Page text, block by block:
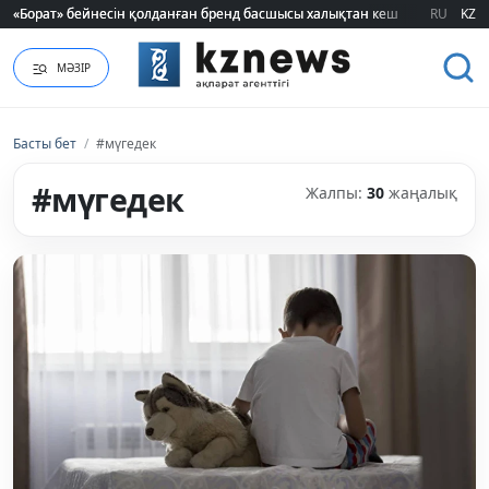
«Борат» бейнесін қолданған бренд басшысы халықтан кешірім сұрады
«Борат» бейнесін қолданған бренд басшысы халықтан кешірім сұрады
RU KZ
МӘЗІР
Басты бет / #мүгедек
#мүгедек Жалпы: 30 жаңалық